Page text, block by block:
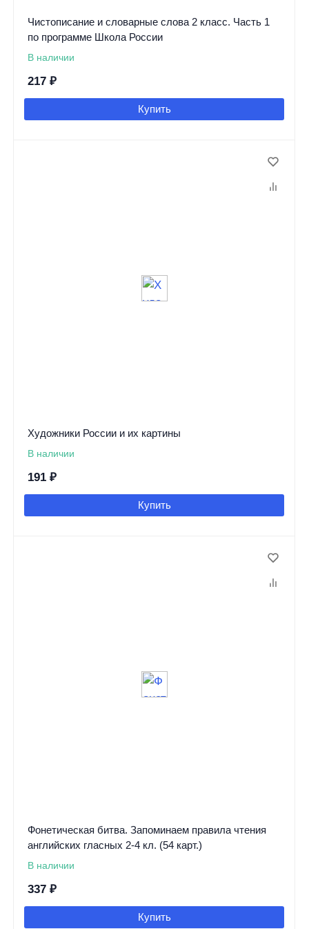
Чистописание и словарные слова 2 класс. Часть 1
по программе Школа России
В наличии
217 ₽
Купить
Художники России и их картины
В наличии
191 ₽
Купить
Фонетическая битва. Запоминаем правила чтения
английских гласных 2-4 кл. (54 карт.)
В наличии
337 ₽
Купить